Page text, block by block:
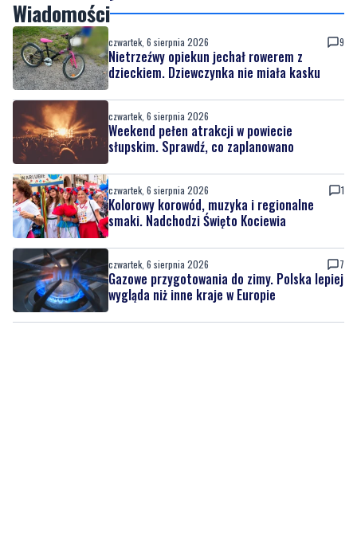
Wiadomości
czwartek, 6 sierpnia 2026 9
Nietrzeźwy opiekun jechał rowerem z
dzieckiem. Dziewczynka nie miała kasku
czwartek, 6 sierpnia 2026
Weekend pełen atrakcji w powiecie
słupskim. Sprawdź, co zaplanowano
czwartek, 6 sierpnia 2026 1
Kolorowy korowód, muzyka i regionalne
smaki. Nadchodzi Święto Kociewia
czwartek, 6 sierpnia 2026 7
Gazowe przygotowania do zimy. Polska lepiej
wygląda niż inne kraje w Europie